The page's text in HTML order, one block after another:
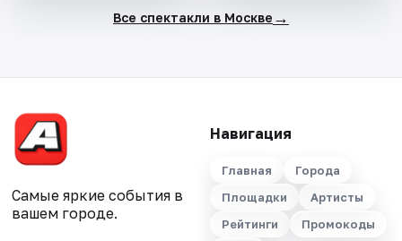
Все спектакли в Москве →
Самые яркие события в
вашем городе.
Навигация
Главная
Города
Площадки
Артисты
Рейтинги
Промокоды